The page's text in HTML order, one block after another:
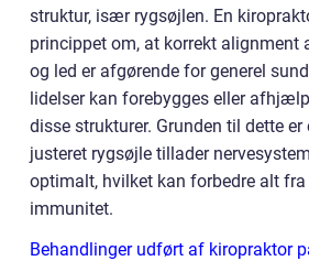
struktur, især rygsøjlen. En
princippet om, at korrekt alignment
og led er afgørende for generel
lidelser kan forebygges eller
disse strukturer. Grunden til dette er
justeret rygsøjle tillader
optimalt, hvilket kan forbedre alt
immunitet.
Behandlinger udført af kiropraktor